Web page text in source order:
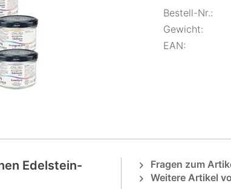
Bestell-Nr.:
Gewicht:
EAN:
Edelstein-
Fragen zum
Weitere Artikel